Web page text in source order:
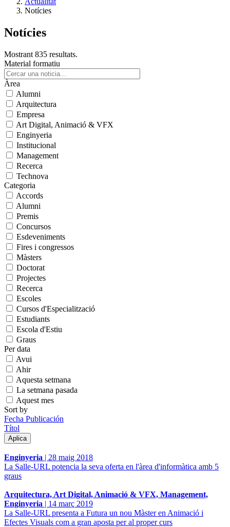
Notícies
Notícies
Mostrant 835 resultats.
Material formatiu
Àrea
Alumni
Arquitectura
Empresa
Art Digital, Animació & VFX
Enginyeria
Institucional
Management
Recerca
Technova
Categoria
Accords
Alumni
Premis
Concursos
Esdeveniments
Fires i congressos
Màsters
Doctorat
Projectes
Recerca
Escoles
Cursos d'Especialització
Estudiants
Escola d'Estiu
Graus
Per data
Avui
Ahir
Aquesta setmana
La setmana pasada
Aquest mes
Sort by
Fecha Publicación
Títol
Enginyeria | 28 maig 2018
La Salle-URL potencia la seva oferta en l'àrea d'informàtica amb 5
graus
Arquitectura, Art Digital, Animació & VFX, Management,
Enginyeria | 14 març 2019
La Salle-URL presenta a Futura un nou Màster en Animació i
Efectes Visuals com a gran aposta per al proper curs